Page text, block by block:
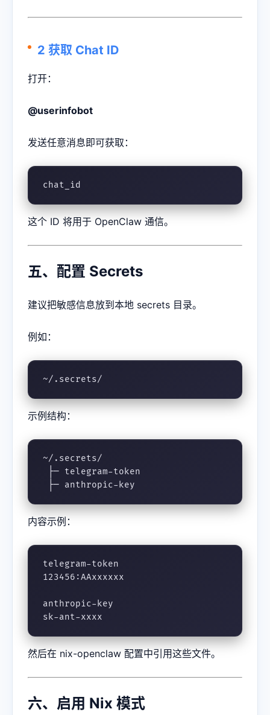
2 获取 Chat ID
打开：
@userinfobot
发送任意消息即可获取：
chat_id
这个 ID 将用于 OpenClaw 通信。
五、配置 Secrets
建议把敏感信息放到本地 secrets 目录。
例如：
~/.secrets/
示例结构：
~/.secrets/
├─ telegram-token
├─ anthropic-key
内容示例：
telegram-token
123456:AAxxxxxx
anthropic-key
sk-ant-xxxx
然后在 nix-openclaw 配置中引用这些文件。
六、启用 Nix 模式